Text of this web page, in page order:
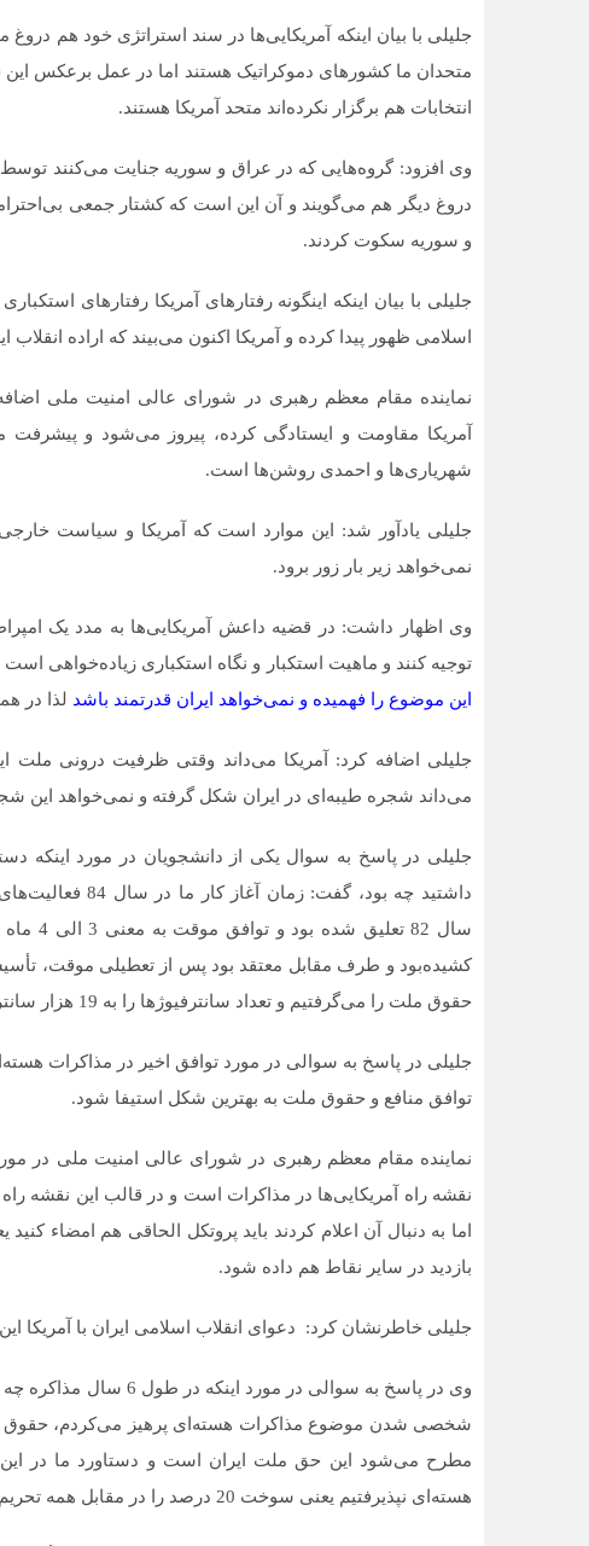
جلیلی با بیان اینکه آمریکایی‌ها در سند استراتژی خود هم
متحدان ما کشورهای دموکراتیک هستند اما در عمل برعکس
انتخابات هم برگزار نکرده‌اند متحد آمریکا هستند.
وی افزود: گروه‌هایی که در عراق و سوریه جنایت می‌کنند
دروغ دیگر هم می‌گویند و آن این است که کشتار جمعی
و سوریه سکوت کردند.
جلیلی با بیان اینکه اینگونه رفتارهای آمریکا رفتارهای
اسلامی ظهور پیدا کرده و آمریکا اکنون می‌بیند که اراده
نماینده مقام معظم رهبری در شورای عالی امنیت ملی
آمریکا مقاومت و ایستادگی کرده، پیروز می‌شود و پیشرفت
شهریاری‌ها و احمدی روشن‌ها است.
جلیلی یادآور شد: این موارد است که آمریکا و سیاست
نمی‌خواهد زیر بار زور برود.
وی اظهار داشت: در قضیه داعش آمریکایی‌ها به مدد یک
توجیه کنند و ماهیت استکبار و نگاه استکباری زیاده‌خواهی است
این موضوع را فهمیده و نمی‌خواهد ایران قدرتمند باشد لذا در
جلیلی اضافه کرد: آمریکا می‌داند وقتی ظرفیت درونی ملت
می‌داند شجره طیبه‌ای در ایران شکل گرفته و نمی‌خواهد این
جلیلی در پاسخ به سوال یکی از دانشجویان در مورد اینکه
داشتید چه بود،
کشیده‌بود و طرف مقابل معتقد بود پس از تعطیلی موقت،
حقوق ملت را می‌گرفتیم و تعداد سانترفیوژها را به 19 هزار سانترفیوژ تبدیل کردیم.
جلیلی در پاسخ به سوالی در مورد توافق اخیر در مذاکرات
توافق منافع و حقوق ملت به بهترین شکل استیفا شود.
نماینده مقام معظم رهبری در شورای عالی امنیت ملی در
نقشه راه آمریکایی‌ها در مذاکرات است و در قالب این نقشه
اما به دنبال آن اعلام کردند باید پروتکل الحاقی هم امضاء
بازدید در سایر نقاط هم داده شود.
جلیلی خاطرنشان کرد: دعوای انقلاب اسلامی ایران با آمریکا
وی در پاسخ به سوالی در
شخصی شدن موضوع مذاکرات هسته‌ای پرهیز می‌کردم، حقوق
مطرح می‌شود این حق ملت ایران است و دستاورد ما در
هسته‌ای نپذیرفتیم یعنی سوخت 20 درصد را در مقابل همه تحریم‌ها تولید کردیم.